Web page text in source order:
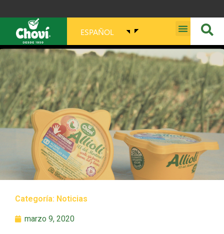
ESPAÑOL
Categoría: Noticias
marzo 9, 2020